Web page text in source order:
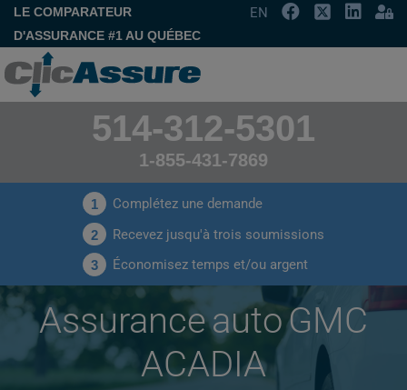
LE COMPARATEUR
D'ASSURANCE #1 AU QUÉBEC
EN
514-312-5301
1-855-431-7869
1 Complétez une demande
2 Recevez jusqu'à trois soumissions
3 Économisez temps et/ou argent
Assurance auto GMC
ACADIA